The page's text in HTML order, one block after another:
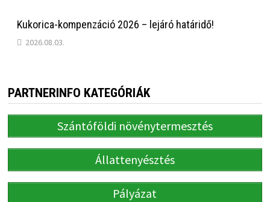
Kukorica-kompenzáció 2026 – lejáró határidő!
2026.08.03.
PARTNERINFO KATEGÓRIÁK
Szántóföldi növénytermesztés
Állattenyésztés
Pályázat